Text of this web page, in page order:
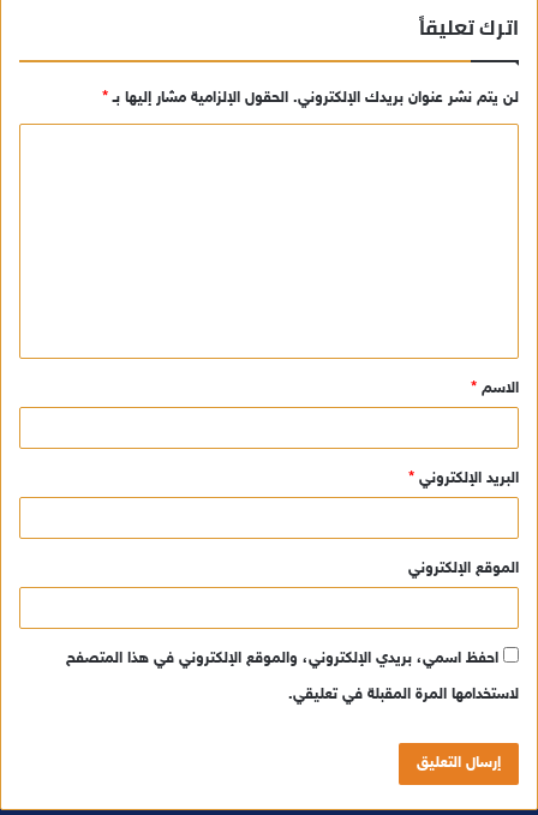
اترك تعليقاً
لن يتم نشر عنوان بريدك الإلكتروني. الحقول الإلزامية مشار إليها بـ*
ق
*
الاسم *
البريد الإلكتروني *
الموقع الإلكتروني
احفظ اسمي، بريدي الإلكتروني، والموقع الإلكتروني في هذا المتصفح
لاستخدامها المرة المقبلة في تعليقي.